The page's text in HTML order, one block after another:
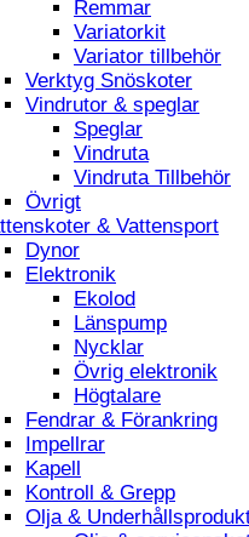
Remmar
Variatorkit
Variator tillbehör
Verktyg Snöskoter
Vindrutor & speglar
Speglar
Vindruta
Vindruta Tillbehör
Övrigt
& Vattensport
Dynor
Elektronik
Ekolod
Länspump
Nycklar
Övrig elektronik
Högtalare
Fendrar & Förankring
Impellrar
Kapell
Kontroll & Grepp
Olja &